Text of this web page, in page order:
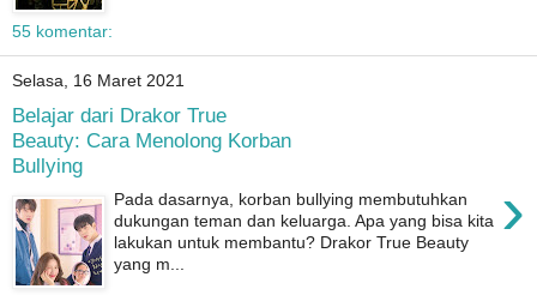
55 komentar:
Selasa, 16 Maret 2021
Belajar dari Drakor True
Beauty: Cara Menolong Korban
Bullying
›
Pada dasarnya, korban bullying membutuhkan
dukungan teman dan keluarga. Apa yang bisa kita
lakukan untuk membantu? Drakor True Beauty
yang m...